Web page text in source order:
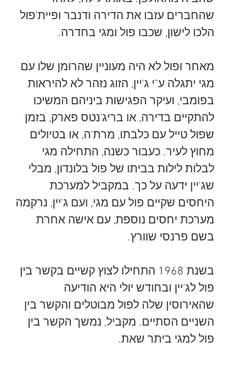
שהחברים עזבו את הדירה ודנבר ופיית'פול
הלכו לישון, שכבו פול ומגי בחדרה.
מאחר ופול לא היה מעוניין שהרומן שלו עם
מגי יתגלה ע"י ג'יין, הזוג נזהר לא להיראות
בפומבי, ועיקר הפגישות ביניהם המשיכו
להתקיים בדירה, או בריג'נטס פארק, בזמן
שפול טייל עם כלבתו, מרת'ה, או בטיולים
מחוץ לעיר. כעבור כשנה, התחילה מגי
לבלות לילות בביתו של פול בלונדון, מבלי
שג'יין ידעה על כך. במקביל למערכת
היחסים שקיים פול עם מגי, ועם ג'יין, נרקמה
מערכת יחסים נוספת, עם אישה אחרת
בשם פרנסי שוורץ.
בשנת 1968 התחילו לצוץ קשיים בקשר בין
פול לג'יין ובחודש יולי היא הודיעה
שהאירוסין שלה לפול מבוטלים והקשר בין
השניים הסתיים. מקביל, נמשך הקשר בין
פול למגי ביתר שאת.